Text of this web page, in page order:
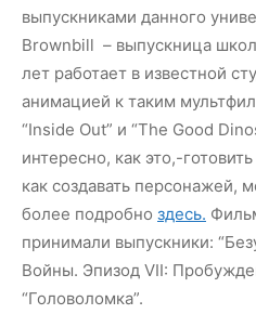
выпускниками данного
Brownbill – выпускница
лет работает в известной
анимацией к таким
“Inside Out” и “The Good
интересно, как это,-
как создавать персонажей,
более подробно здесь.
принимали выпускники:
Войны. Эпизод VII:
“Головоломка”.